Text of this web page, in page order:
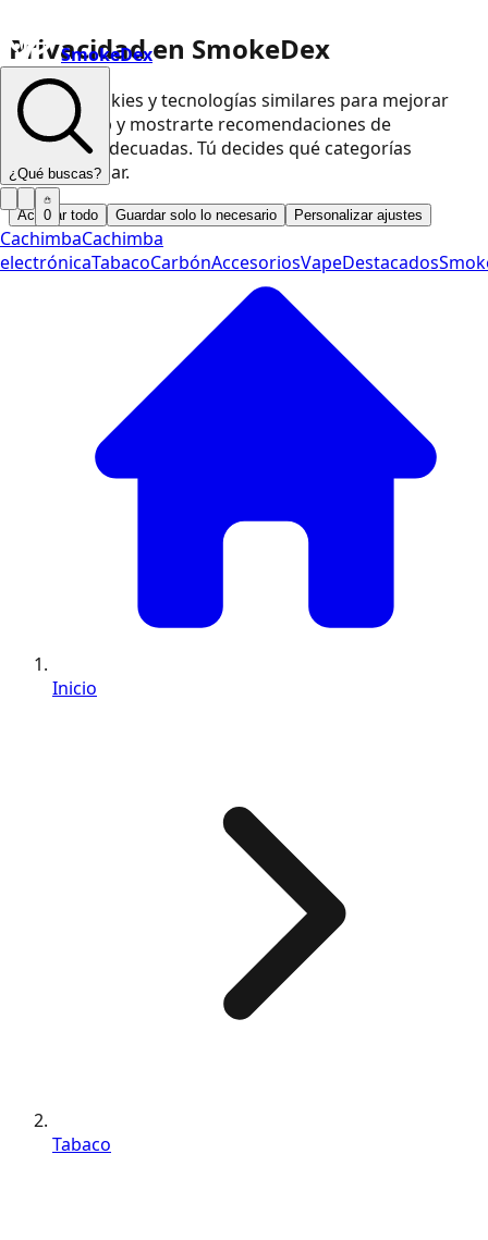
Privacidad en SmokeDex
Usamos cookies y tecnologías similares para mejorar
nuestra web y mostrarte recomendaciones de
productos adecuadas. Tú decides qué categorías
podemos usar.
Aceptar todo Guardar solo lo necesario Personalizar ajustes
SmokeDex
¿Qué buscas?
0
CachimbaCachimba
electrónicaTabacoCarbónAccesoriosVapeDestacados
Inicio
Tabaco